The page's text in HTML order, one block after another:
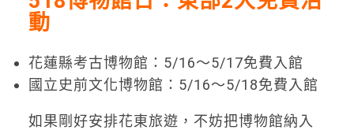
動
花蓮縣考古博物館：5/16～5/17免費入館
國立史前文化博物館：5/16～5/18免費入館
如果剛好安排花東旅遊，不妨把博物館納入